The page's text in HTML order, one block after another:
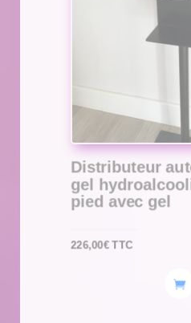
Distributeur
gel
pied avec gel
226,00€ TTC